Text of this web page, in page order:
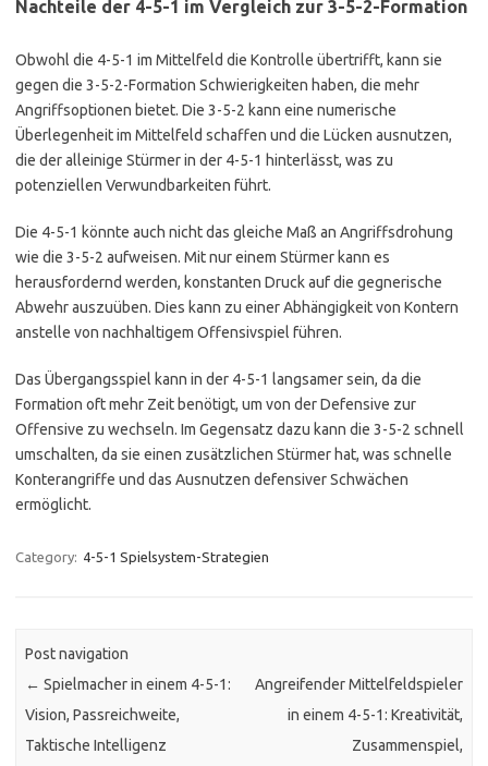
Nachteile der 4-5-1 im Vergleich zur 3-5-2-Formation
Obwohl die 4-5-1 im Mittelfeld die Kontrolle übertrifft, kann sie
gegen die 3-5-2-Formation Schwierigkeiten haben, die mehr
Angriffsoptionen bietet. Die 3-5-2 kann eine numerische
Überlegenheit im Mittelfeld schaffen und die Lücken ausnutzen,
die der alleinige Stürmer in der 4-5-1 hinterlässt, was zu
potenziellen Verwundbarkeiten führt.
Die 4-5-1 könnte auch nicht das gleiche Maß an Angriffsdrohung
wie die 3-5-2 aufweisen. Mit nur einem Stürmer kann es
herausfordernd werden, konstanten Druck auf die gegnerische
Abwehr auszuüben. Dies kann zu einer Abhängigkeit von Kontern
anstelle von nachhaltigem Offensivspiel führen.
Das Übergangsspiel kann in der 4-5-1 langsamer sein, da die
Formation oft mehr Zeit benötigt, um von der Defensive zur
Offensive zu wechseln. Im Gegensatz dazu kann die 3-5-2 schnell
umschalten, da sie einen zusätzlichen Stürmer hat, was schnelle
Konterangriffe und das Ausnutzen defensiver Schwächen
ermöglicht.
Category: 4-5-1 Spielsystem-Strategien
Post navigation
← Spielmacher in einem 4-5-1:
Vision, Passreichweite,
Taktische Intelligenz
Angreifender Mittelfeldspieler
in einem 4-5-1: Kreativität,
Zusammenspiel,